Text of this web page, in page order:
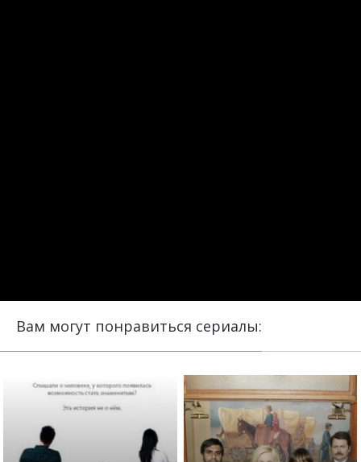
Вам могут понравиться сериалы: